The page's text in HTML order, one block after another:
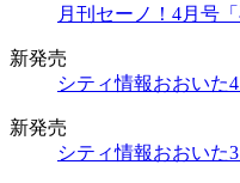
月刊セーノ！4月号
新発売
シティ情報おおいた
新発売
シティ情報おおいた